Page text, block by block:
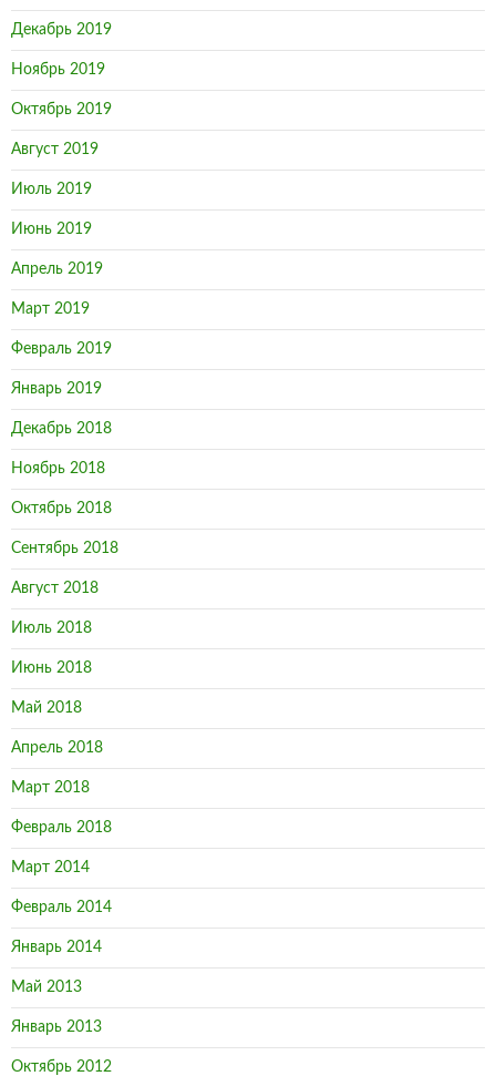
Декабрь 2019
Ноябрь 2019
Октябрь 2019
Август 2019
Июль 2019
Июнь 2019
Апрель 2019
Март 2019
Февраль 2019
Январь 2019
Декабрь 2018
Ноябрь 2018
Октябрь 2018
Сентябрь 2018
Август 2018
Июль 2018
Июнь 2018
Май 2018
Апрель 2018
Март 2018
Февраль 2018
Март 2014
Февраль 2014
Январь 2014
Май 2013
Январь 2013
Октябрь 2012